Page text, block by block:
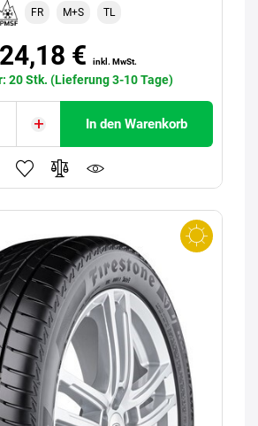
FR M+S TL
€ inkl. MwSt.
20 Stk. (Lieferung 3-10 Tage)
In den Warenkorb